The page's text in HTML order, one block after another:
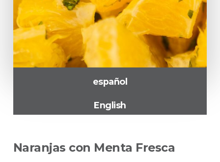
español
English
Naranjas con Menta Fresca